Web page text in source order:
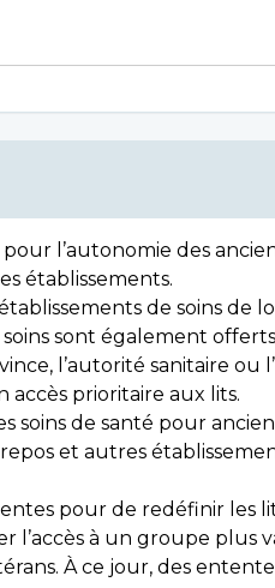
l’autonomie des
établissements.
de soins de
sont également
l’autorité sanitaire ou
prioritaire aux lits.
soins de santé pour
et autres
pour de redéfinir les
l’accès à un groupe plus
À ce jour, des